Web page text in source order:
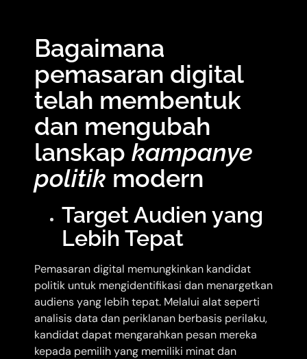
Bagaimana
pemasaran digital
telah membentuk
dan mengubah
lanskap kampanye
politik modern
Target Audien yang
Lebih Tepat
Pemasaran digital memungkinkan kandidat
politik untuk mengidentifikasi dan menargetkan
audiens yang lebih tepat. Melalui alat seperti
analisis data dan periklanan berbasis perilaku,
kandidat dapat mengarahkan pesan mereka
kepada pemilih yang memiliki minat dan